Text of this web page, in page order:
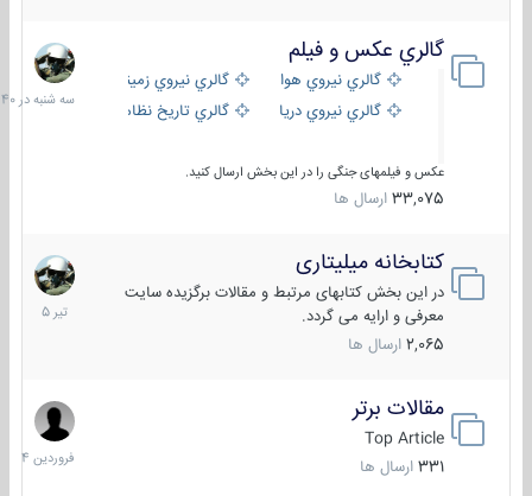
گالري عكس و فيلم
گالري نيروي هوايي
گالري نيروي زميني
گالري نيروي دريايي
گالري تاریخ نظامی
عکس و فیلمهای جنگی را در این بخش ارسال کنید.
33,075 ارسال ها
سه
شنبه
در
کتابخانه میلیتاری
در این بخش کتابهای مرتبط و مقالات برگزیده سایت
معرفی و ارایه می گردد.
2,065 ارسال ها
16
تیر
1405
مقالات برتر
Top Article
331 ارسال ها
29
فروردین
1404